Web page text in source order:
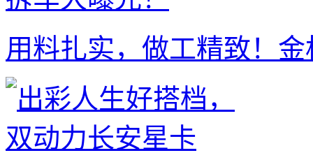
用料扎实，做工精致！